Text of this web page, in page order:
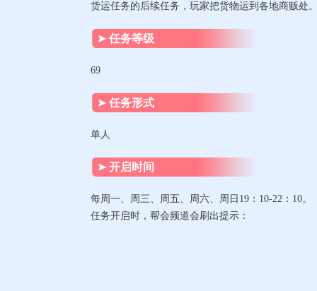
货运任务的后续任务，玩家把货物运到各地商贩处
任务等级
69
任务形式
单人
开启时间
每周一、周三、周五、周六、周日19：10-22：10。
任务开启时，帮会频道会刷出提示：